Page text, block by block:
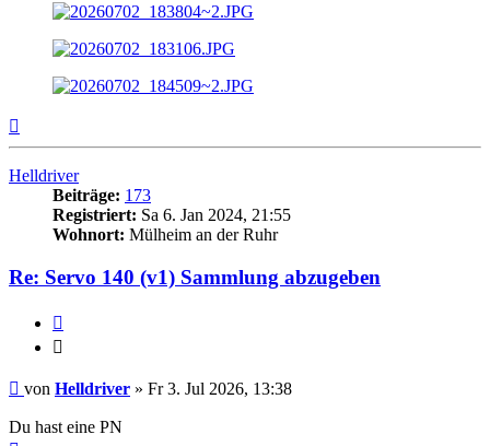
Helldriver
Beiträge: 173
Registriert: Sa 6. Jan 2024, 21:55
Wohnort: Mülheim an der Ruhr
Re: Servo 140 (v1) Sammlung abzugeben
Beitrag
von Helldriver » Fr 3. Jul 2026, 13:38
Du hast eine PN